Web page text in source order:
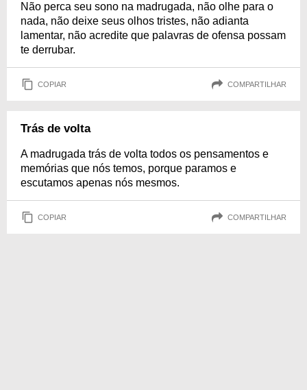
Não perca seu sono na madrugada, não olhe para o
nada, não deixe seus olhos tristes, não adianta
lamentar, não acredite que palavras de ofensa possam
te derrubar.
COPIAR COMPARTILHAR
Trás de volta
A madrugada trás de volta todos os pensamentos e
memórias que nós temos, porque paramos e
escutamos apenas nós mesmos.
COPIAR COMPARTILHAR